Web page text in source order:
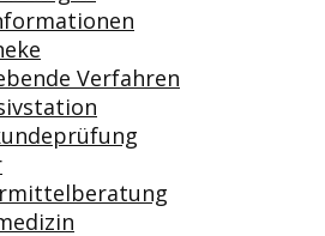
Verfahren